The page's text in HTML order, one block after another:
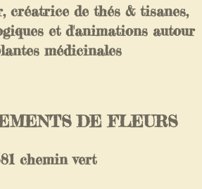
créatrice de thés & tisanes,
et d'animations autour
médicinales
DE FLEURS
chemin vert